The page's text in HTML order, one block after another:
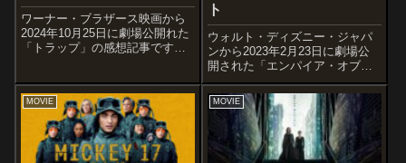
ワーナー・ブラザース映画から
2024年10月25日に劇場公開れた
「トラップ」の感想記事です。
イブを溺愛する娘と楽しむ家族
思いの父親は…サイコな切り裂
き魔だった。 会場を囲む異常
な数の監...
ト
ウォルト・ディズニー・ジャパ
ンから2023年2月23日に劇場公
開された「エンパイア・オブ・
ライト」の感想記事です。第95
回アカデミー賞で撮影賞にノミ
ネートされた作品です。オスス
メ度あらすじ＆予告編辛い過去
を経験し心に闇を抱えるヒラリ
ーは、地...
MOVIE MOVIE